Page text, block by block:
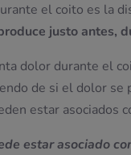
el coito es la
justo antes,
dolor durante el
de si el dolor
estar asociados
estar asociado